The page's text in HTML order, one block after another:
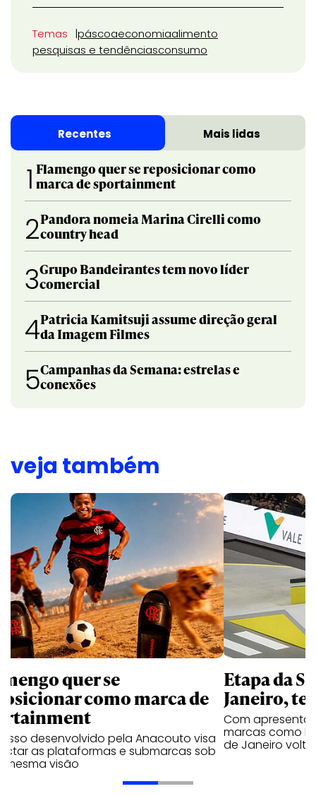
Temas páscoaeconomiaalimento
pesquisas e tendênciasconsumo
Recentes Mais lidas
1 Flamengo quer se reposicionar como
marca de sportainment
2Pandora nomeia Marina Cirelli como
country head
3Grupo Bandeirantes tem novo líder
comercial
4Patricia Kamitsuji assume direção geral
da Imagem Filmes
5Campanhas da Semana: estrelas e
conexões
veja também
quer se
como marca de
desenvolvido pela Anacouto visa
as plataformas e submarcas sob
mesma visão
Etapa da
Janeiro,
Com
marcas como
de Janeiro